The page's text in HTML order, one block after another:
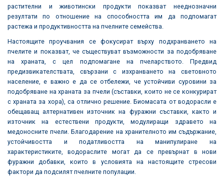
растителни и животински продукти показват нееднозначни
резултати по отношение на способността им да подпомагат
растежа и продуктивността на пчелните семейства.
Настоящите проучвания се фокусират върху подхранването на
пчелите и показват, че съществуват възможности за подобряване
на храната, с цел подпомагане на пчеларството. Предвид
предизвикателствата, свързани с изхранването на световното
население, е важно е да се отбележи, че устойчиви суровини за
подобряване на храната за пчели (съставки, които не се конкурират
с храната за хора), са отлично решение. Биомасата от водорасли е
обещаващ алтернативен източник на фуражни съставки, както и
източник на естествени продукти, модулиращи здравето на
медоносните пчели. Благодарение на хранителното им съдържание,
устойчивостта и податливостта на манипулиране на
характеристиките, водораслите могат да се превърнат в нови
фуражни добавки, които в условията на настоящите стресови
фактори да подсилят пчелните популации.